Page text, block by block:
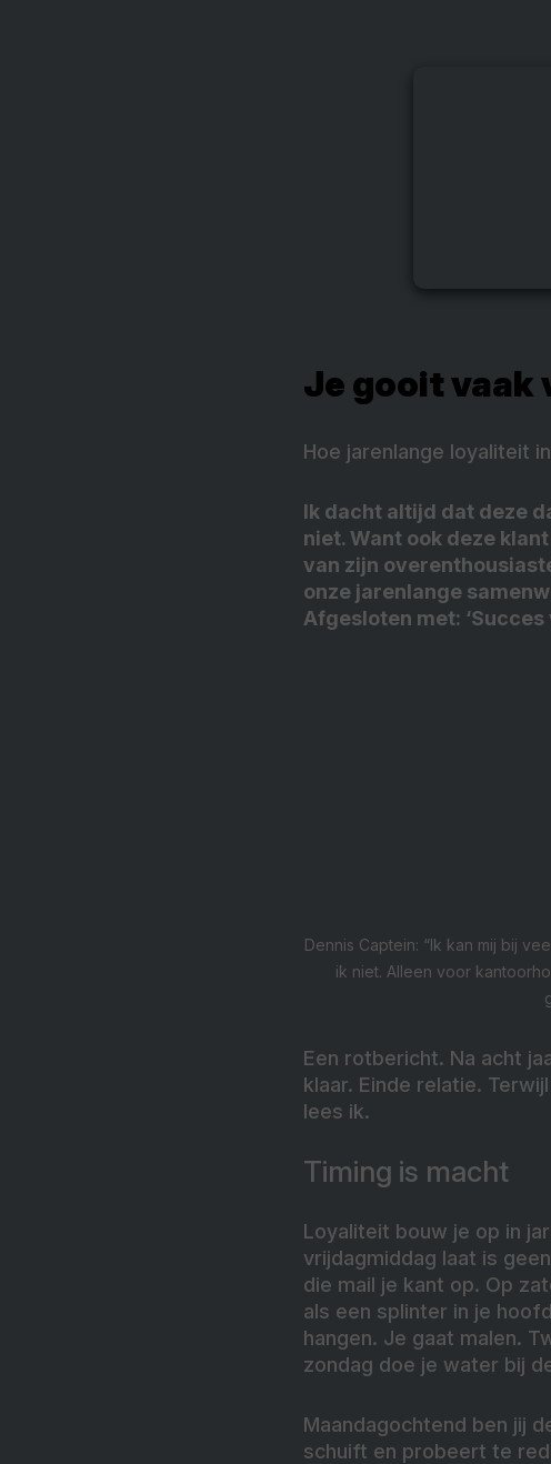
Je gooit vaak
Hoe jarenlange loyaliteit
Ik dacht altijd dat deze
niet. Want ook deze
van zijn
onze jarenlange
Afgesloten met: ‘Succes
Dennis Captein: “Ik kan mij bij
ik niet. Alleen voor
Een rotbericht. Na acht
klaar. Einde relatie.
lees ik.
Timing is macht
Loyaliteit bouw je op in
vrijdagmiddag laat is
die mail je kant op. Op
als een splinter in je
hangen. Je gaat malen.
zondag doe je water bij
Maandagochtend ben jij
schuift en probeert te